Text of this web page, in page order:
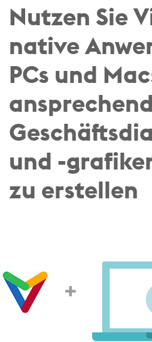
Nutzen Sie
native
PCs und
und -
zu erstellen
+